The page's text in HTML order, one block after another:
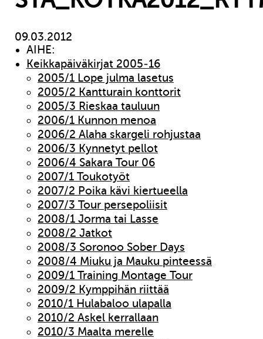
09.03.2012
AIHE:
Keikkapäiväkirjat 2005-16
2005/1 Lope julma lasetus
2005/2 Kantturain konttorit
2005/3 Rieskaa tauluun
2006/1 Kunnon menoa
2006/2 Alaha skargeli rohjustaa
2006/3 Kynnetyt pellot
2006/4 Sakara Tour 06
2007/1 Toukotyöt
2007/2 Poika kävi kiertueella
2007/3 Tour persepoliisit
2008/1 Jorma tai Lasse
2008/2 Jatkot
2008/3 Soronoo Sober Days
2008/4 Miuku ja Mauku pinteessä
2009/1 Training Montage Tour
2009/2 Kymppihän riittää
2010/1 Hulabaloo ulapalla
2010/2 Askel kerrallaan
2010/3 Maalta merelle